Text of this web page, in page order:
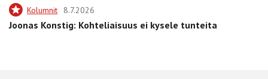
Kolumnit 8.7.2026
Joonas Konstig: Kohteliaisuus ei kysele tunteita